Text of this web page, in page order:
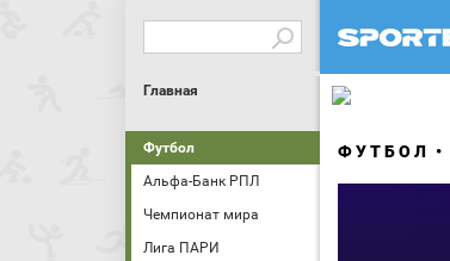
Главная
Футбол
Альфа-Банк РПЛ
Чемпионат мира
Лига ПАРИ
ФУТБОЛ